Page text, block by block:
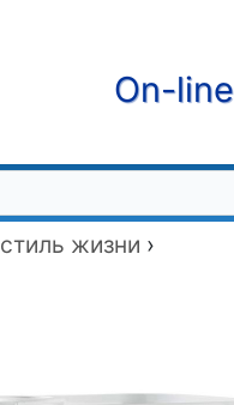
On-
стиль жизни ›